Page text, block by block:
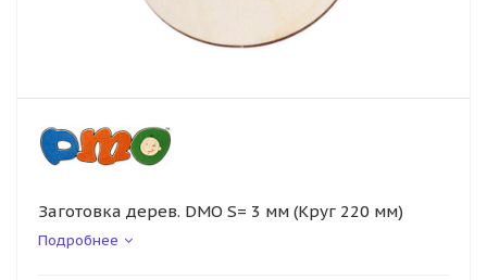
Заготовка дерев. DMO S= 3 мм (Круг 220 мм)
Подробнее